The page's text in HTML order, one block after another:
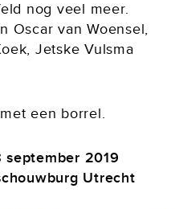
nog veel meer.
Oscar van Woensel,
Jetske Vulsma
een borrel.
2019
Utrecht